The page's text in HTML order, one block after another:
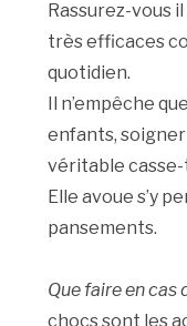
Rassurez-vous
très efficaces
quotidien.
Il n’empêche
enfants,
véritable
Elle avoue s’y
pansements.
Que faire en cas
chocs sont les